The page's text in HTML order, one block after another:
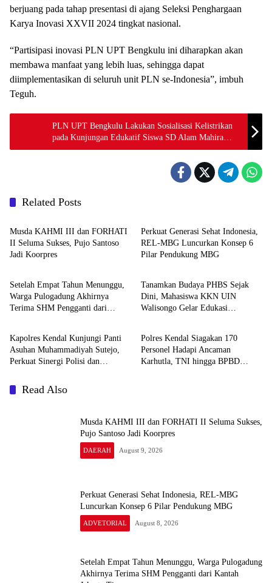
berjuang pada tahap presentasi di ajang Seleksi Penghargaan
Karya Inovasi XXVII 2024 tingkat nasional.
“Partisipasi inovasi PLN UPT Bengkulu ini diharapkan akan
membawa manfaat yang lebih luas, sehingga dapat
diimplementasikan di seluruh unit PLN se-Indonesia”, imbuh
Teguh.
PLN UPT Bengkulu Lakukan Sosialisasi Kelistrikan
pada Kunjungan Edukatif Siswa SD Alam Mahira
Bengkulu
Related Posts
DAERAH
Musda KAHMI III dan FORHATI
II Seluma Sukses, Pujo Santoso
Jadi Koorpres
Perkuat Generasi Sehat Indonesia,
REL-MBG Luncurkan Konsep 6
Pilar Pendukung MBG
DAERAH
Setelah Empat Tahun Menunggu,
Warga Pulogadung Akhirnya
Terima SHM Pengganti dari
DAERAH
Tanamkan Budaya PHBS Sejak
Dini, Mahasiswa KKN UIN
Walisongo Gelar Edukasi
DAERAH
Kapolres Kendal Kunjungi Panti
Asuhan Muhammadiyah Sutejo,
Perkuat Sinergi Polisi dan
DAERAH
Polres Kendal Siagakan 170
Personel Hadapi Ancaman
Karhutla, TNI hingga BPBD
Read Also
Musda KAHMI III dan FORHATI II Seluma Sukses,
Pujo Santoso Jadi Koorpres
DAERAH August 9, 2026
Perkuat Generasi Sehat Indonesia, REL-MBG
Luncurkan Konsep 6 Pilar Pendukung MBG
ADVETORIAL August 8, 2026
Setelah Empat Tahun Menunggu, Warga Pulogadung
Akhirnya Terima SHM Pengganti dari Kantah